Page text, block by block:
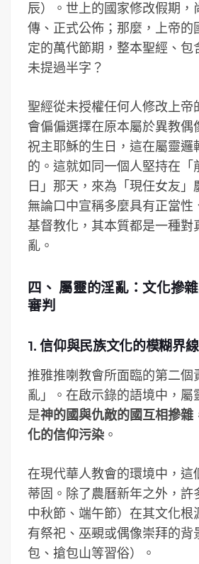
辰）。世上的國家修改假期，
傳、正式公佈；那麼，上帝的
定的萬代節期，整本聖經、包
未提過半字？
聖經從未授權任何人修改上帝
會偏偏選擇在原本屬於異教偶
祝主耶穌的生日，這在屬靈邏
的。這就如同一個人堅持在「
日」那天，來為「現任女友」
無論口中宣稱多麼具有正當性
基督教化，其本質都是一種對
亂。
四、 屬靈的淫亂：文化摻
審判
1. 信仰與民族文化的模糊界線
推雅推喇教會所面臨的第二個
亂」。在啟示錄的語境中，屬
是神的國與仇敵的國互相摻雜
化的信仰污染 。
在現代華人教會的環境中，這
蒂固。除了農曆新年之外，許
中秋節、端午節）在其文化根
有祭祀、巫覡或偶像崇拜的背
包、搶包山等習俗）。